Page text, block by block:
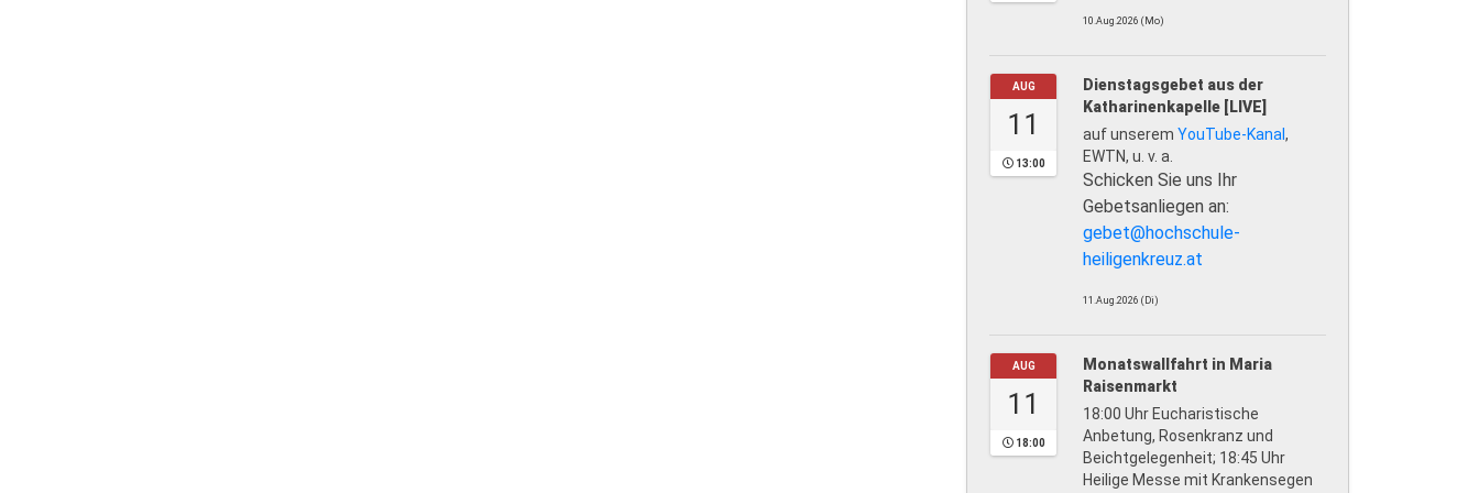
10.Aug.2026 (Mo)
AUG
11
13:00
Dienstagsgebet aus der
Katharinenkapelle [LIVE]
auf unserem YouTube-Kanal ,
EWTN, u. v. a.
Schicken Sie uns Ihr
Gebetsanliegen an:
gebet@hochschule-
heiligenkreuz.at
11.Aug.2026 (Di)
AUG
11
18:00
Monatswallfahrt in Maria
Raisenmarkt
18:00 Uhr Eucharistische
Anbetung, Rosenkranz und
Beichtgelegenheit; 18:45 Uhr
Heilige Messe mit Krankensegen